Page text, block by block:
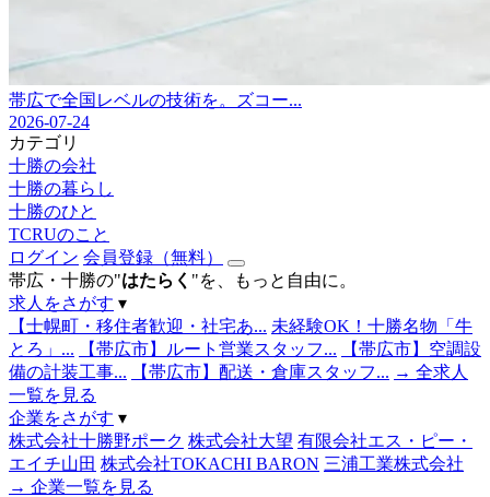
帯広で全国レベルの技術を。ズコー...
2026-07-24
カテゴリ
十勝の会社
十勝の暮らし
十勝のひと
TCRUのこと
ログイン 会員登録（無料）
帯広・十勝の"はたらく "を、もっと自由に。
求人をさがす ▾
【士幌町・移住者歓迎・社宅あ... 未経験OK！十勝名物「牛
とろ」...
【帯広市】ルート営業スタッフ...
【帯広市】空調設
備の計装工事...
【帯広市】配送・倉庫スタッフ... → 全求人
一覧を見る
企業をさがす ▾
株式会社十勝野ポーク 株式会社大望 有限会社エス・ピー・
エイチ山田 株式会社TOKACHI BARON 三浦工業株式会社
→ 企業一覧を見る